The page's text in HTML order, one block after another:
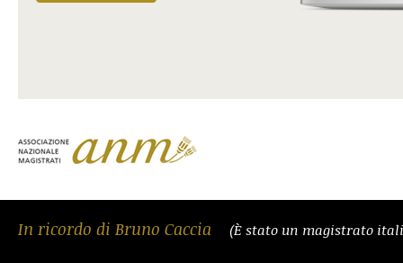
In ricordo di Bruno Caccia (È stato un magistrato